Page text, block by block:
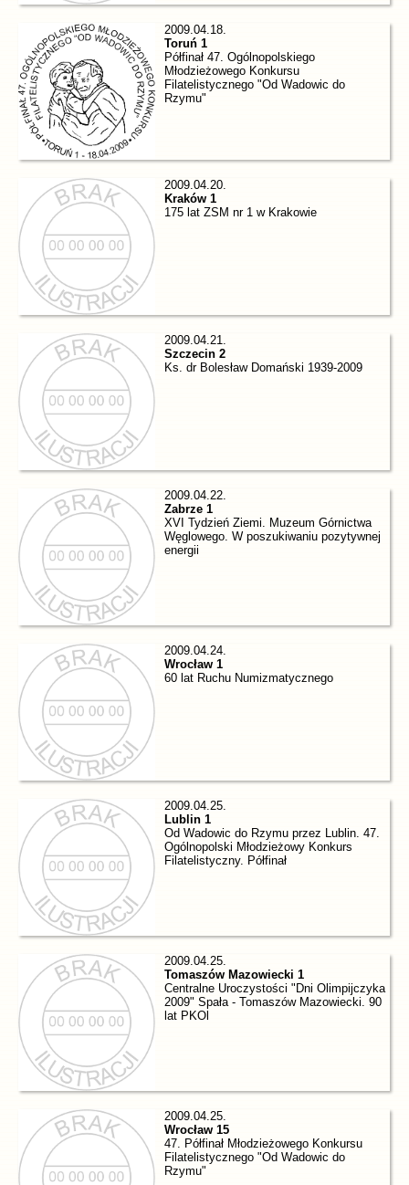
2009.04.18.
Toruń 1
Półfinał 47. Ogólnopolskiego
Młodzieżowego Konkursu
Filatelistycznego "Od Wadowic do
Rzymu"
2009.04.20.
Kraków 1
175 lat ZSM nr 1 w Krakowie
2009.04.21.
Szczecin 2
Ks. dr Bolesław Domański 1939-2009
2009.04.22.
Zabrze 1
XVI Tydzień Ziemi. Muzeum Górnictwa
Węglowego. W poszukiwaniu pozytywnej
energii
2009.04.24.
Wrocław 1
60 lat Ruchu Numizmatycznego
2009.04.25.
Lublin 1
Od Wadowic do Rzymu przez Lublin. 47.
Ogólnopolski Młodzieżowy Konkurs
Filatelistyczny. Półfinał
2009.04.25.
Tomaszów Mazowiecki 1
Centralne Uroczystości "Dni Olimpijczyka
2009" Spała - Tomaszów Mazowiecki. 90
lat PKOl
2009.04.25.
Wrocław 15
47. Półfinał Młodzieżowego Konkursu
Filatelistycznego "Od Wadowic do
Rzymu"